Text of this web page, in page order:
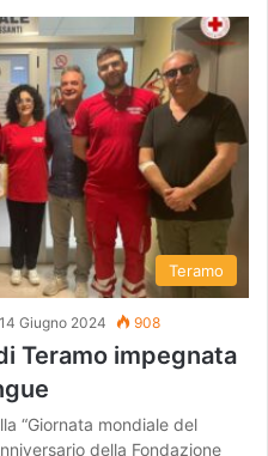
Teramo
14 Giugno 2024 908
Teramo impegnata
“Giornata mondiale del
della Fondazione